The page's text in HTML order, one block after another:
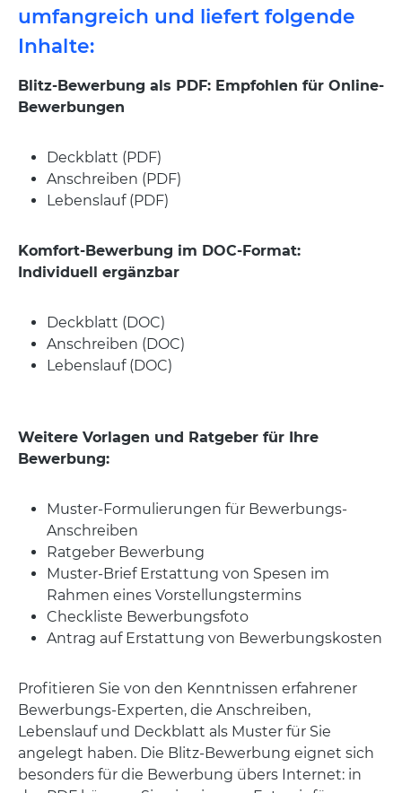
umfangreich und liefert folgende
Inhalte:
Blitz-Bewerbung als PDF: Empfohlen für Online-
Bewerbungen
Deckblatt (PDF)
Anschreiben (PDF)
Lebenslauf (PDF)
Komfort-Bewerbung im DOC-Format:
Individuell ergänzbar
Deckblatt (DOC)
Anschreiben (DOC)
Lebenslauf (DOC)
Weitere Vorlagen und Ratgeber für Ihre
Bewerbung:
Muster-Formulierungen für Bewerbungs-
Anschreiben
Ratgeber Bewerbung
Muster-Brief Erstattung von Spesen im
Rahmen eines Vorstellungstermins
Checkliste Bewerbungsfoto
Antrag auf Erstattung von Bewerbungskosten
Profitieren Sie von den Kenntnissen erfahrener
Bewerbungs-Experten, die Anschreiben,
Lebenslauf und Deckblatt als Muster für Sie
angelegt haben. Die Blitz-Bewerbung eignet sich
besonders für die Bewerbung übers Internet: in